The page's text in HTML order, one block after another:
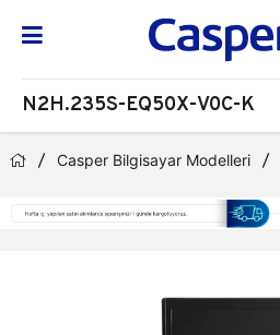
N2H.235S-EQ50X-V0C-K
Casper Bilgisayar Modelleri